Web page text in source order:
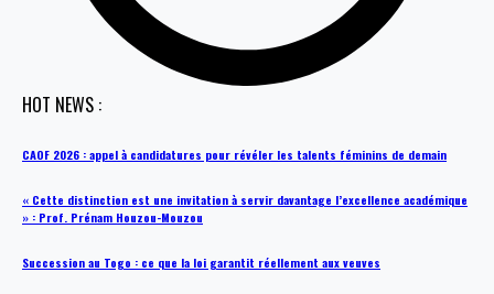
HOT NEWS :
CAOF 2026 : appel à candidatures pour révéler les talents féminins de demain
« Cette distinction est une invitation à servir davantage l’excellence académique
» : Prof. Prénam Houzou-Mouzou
Succession au Togo : ce que la loi garantit réellement aux veuves